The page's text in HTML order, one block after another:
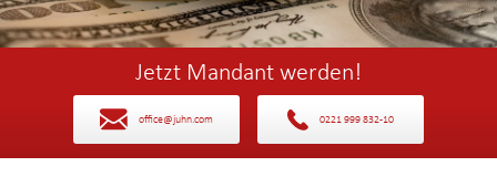
Jetzt Mandant werden!
office@juhn.com 0221 999 832-10